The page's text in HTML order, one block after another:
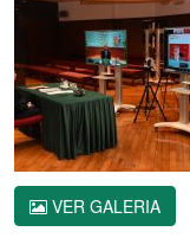
VER GALERIA